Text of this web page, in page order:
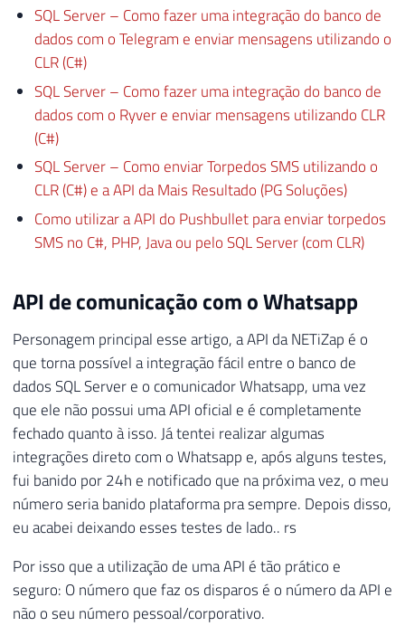
SQL Server – Como fazer uma integração do banco de
dados com o Telegram e enviar mensagens utilizando o
CLR (C#)
SQL Server – Como fazer uma integração do banco de
dados com o Ryver e enviar mensagens utilizando CLR
(C#)
SQL Server – Como enviar Torpedos SMS utilizando o
CLR (C#) e a API da Mais Resultado (PG Soluções)
Como utilizar a API do Pushbullet para enviar torpedos
SMS no C#, PHP, Java ou pelo SQL Server (com CLR)
API de comunicação com o Whatsapp
Personagem principal esse artigo, a API da NETiZap é o
que torna possível a integração fácil entre o banco de
dados SQL Server e o comunicador Whatsapp, uma vez
que ele não possui uma API oficial e é completamente
fechado quanto à isso. Já tentei realizar algumas
integrações direto com o Whatsapp e, após alguns testes,
fui banido por 24h e notificado que na próxima vez, o meu
número seria banido plataforma pra sempre. Depois disso,
eu acabei deixando esses testes de lado.. rs
Por isso que a utilização de uma API é tão prático e
seguro: O número que faz os disparos é o número da API e
não o seu número pessoal/corporativo.